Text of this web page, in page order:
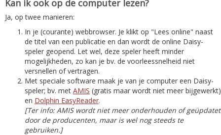
Kan ik ook op de computer lezen?
Ja, op twee manieren:
In je (courante) webbrowser. Je klikt op "Lees online" naast
de titel van een publicatie en dan wordt de online Daisy-
speler geopend. Let wel, deze speler heeft minder
mogelijkheden, zo kan je bv. de voorleessnelheid niet
versnellen of vertragen.
Met speciale software maak je van je computer een Daisy-
speler; bv. met AMIS (gratis maar wordt niet meer bijgewerkt)
en Dolphin EasyReader.
[Ter info: AMIS wordt niet meer onderhouden of geüpdatet
door de producenten, maar is wel nog steeds te
gebruiken.]